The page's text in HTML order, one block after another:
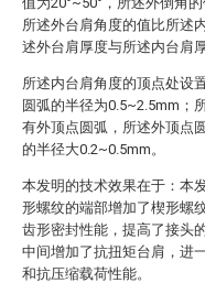
所述外台肩角度的值比所述
述外台肩厚度与所述内台肩
所述内台肩角度的顶点处设
圆弧的半径为0.5~2.5mm；
有外顶点圆弧，所述外顶点
的半径大0.2~0.5mm。
本发明的技术效果在于：本
形螺纹的端部增加了楔形螺
齿形密封性能，提高了接头
中间增加了抗扭矩台肩，进
和抗压缩载荷性能。